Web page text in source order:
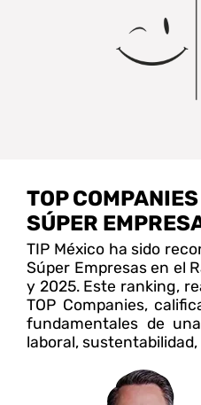
TOP
SÚPER
TIP México ha sido
Súper Empresas en el
y 2025. Este ranking,
TOP Companies,
fundamentales de
laboral,